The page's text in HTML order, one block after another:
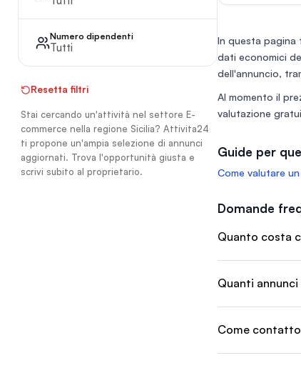
Numero dipendenti
Tutti
Resetta filtri
Stai cercando un'attività nel settore E-
commerce nella regione Sicilia? Attivita24
ti propone un'ampia selezione di annunci
aggiornati. Trova l'opportunità giusta e
scrivi subito al proprietario.
occasione! ? E-commerce attivo
arance fresche
prodotti tipici
conserve,
per chi cerca il
della Sicilia in
In questa pagina
dati economici
dell'annuncio,
Al momento il
valutazione
Guide per
Come valutare
Domande
Quanto costa
Quanti
Come